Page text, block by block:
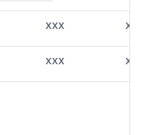
1.70
xxx
xxx